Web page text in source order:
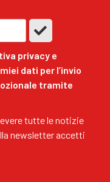
privacy e
dati per l’invio
tramite
tutte le notizie
newsletter accetti